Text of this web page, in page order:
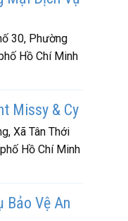
30, Phường
Hồ Chí Minh
Missy & Cy
Xã Tân Thới
Hồ Chí Minh
Bảo Vệ An